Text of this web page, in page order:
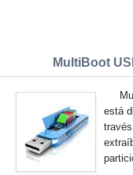
MultiBoot
está